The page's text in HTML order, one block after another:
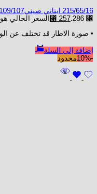
215/65/16 ابتاني صينيD2026 109/107
⃁ 286.
⃁ 257 السعر الحالي هو: ⃁
• صورة الاطار قد تختلف عن
إضافة إلى السلة
-10%
محدود